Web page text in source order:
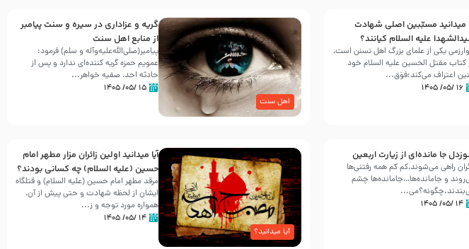
میدانید مسبّبین اصلی شهادت
علیه ‌السلام کیانند؟
یکی از علمای بزرگ اهل تسنن است،
کتاب مقتل الحسین علیه ‌السلام خود
اعتراف می‌کند:فوَق...
۱۶ /۰۵/ ۱۴۰۵
اهل سنت
گریه و عزاداری در سیره و سنت پیامبر
از منابع اهل سنت
پیامبر(صلی‌الله‌علیه‌وآله و سلم) فرمود:
عمویم حمزه گریه کننده‌ای ندارد و پس از
حادثه احد، صفیه خواهر...
۱۵ /۰۵/ ۱۴۰۵
جا مانده‌ای از زیارت اربعین
راهی می‌شوند،کم‌ کم همه رفتنی‌ها
و جامانده‌ها…جامانده‌ها چشم
۱۴ /۰۵/ ۱۴۰۵
آیا میدانید؟
آیا میدانید اولین زائران مزار مطهر امام
حسین (علیه السلام) چه کسانی بودند؟
مرقد مطهر امام حسین (علیه السلام) و قتلگاه
ایشان از لحظه شهادت و حتی پیش از آن،
همواره مورد توجه و ز...
۱۴ /۰۵/ ۱۴۰۵